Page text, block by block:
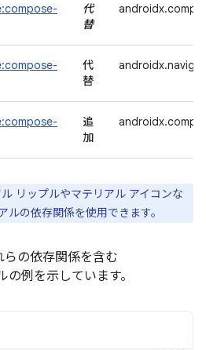
代
替
代
替
追
加
リップルやマテリアル アイコンな
ルの依存関係を使用できます。
の依存関係を含む
の例を示しています。